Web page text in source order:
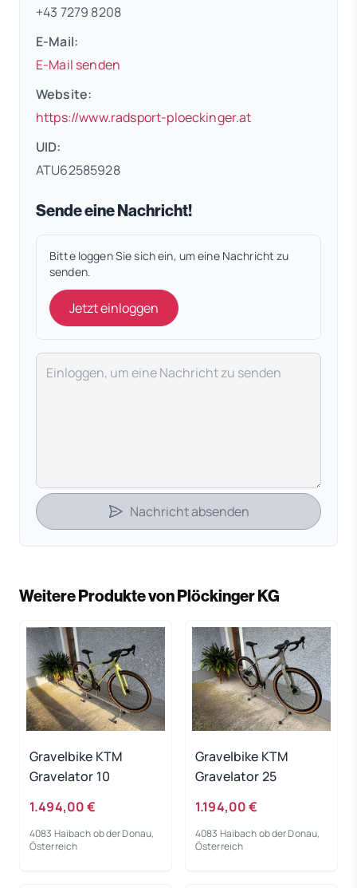
+43 7279 8208
E-Mail:
E-Mail senden
Website:
https://www.radsport-ploeckinger.at(öffnet in neuem
UID:
ATU62585928
Sende eine Nachricht!
Bitte loggen Sie sich ein, um eine Nachricht zu
senden.
Jetzt einloggen
Deine Nachricht
Nachricht absenden
Weitere Produkte von Plöckinger KG
Gravelbike KTM
Gravelator 10
1.494,00 €
4083 Haibach ob der Donau,
Österreich
Gravelbike KTM
Gravelator 25
1.194,00 €
4083 Haibach ob der Donau,
Österreich